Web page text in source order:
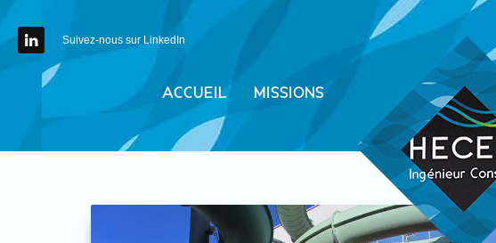
Suivez-nous sur LinkedIn
ACCUEIL MISSIONS